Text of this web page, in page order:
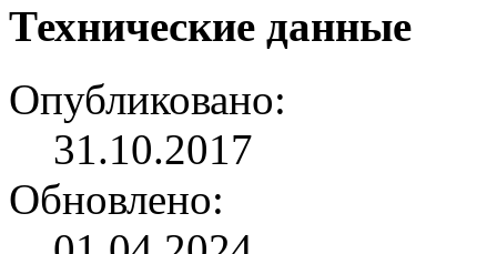
Технические данные
Опубликовано:
31.10.2017
Обновлено: